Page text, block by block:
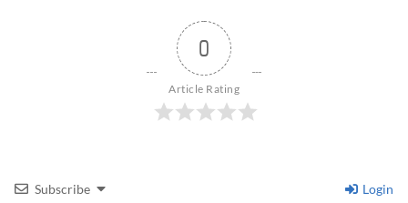
0
Article Rating
Subscribe Login